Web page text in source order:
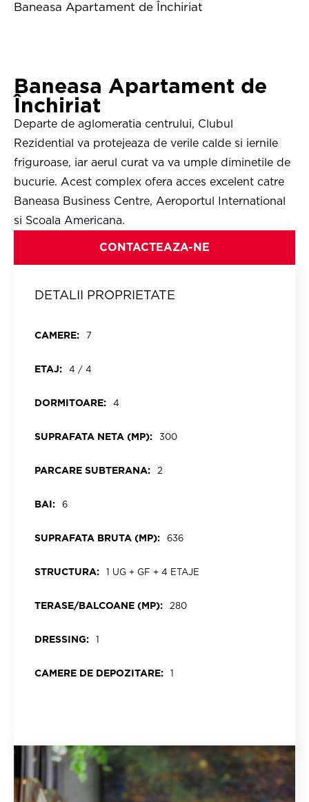
Baneasa Apartament de Închiriat
Baneasa Apartament de
Închiriat
Departe de aglomeratia centrului, Clubul
Rezidential va protejeaza de verile calde si iernile
friguroase, iar aerul curat va va umple diminetile de
bucurie. Acest complex ofera acces excelent catre
Baneasa Business Centre, Aeroportul International
si Scoala Americana.
CONTACTEAZA-NE
DETALII PROPRIETATE
CAMERE: 7
ETAJ: 4 / 4
DORMITOARE: 4
SUPRAFATA NETA (MP): 300
PARCARE SUBTERANA: 2
BAI: 6
SUPRAFATA BRUTA (MP): 636
STRUCTURA: 1 UG + GF + 4 ETAJE
TERASE/BALCOANE (MP): 280
DRESSING: 1
CAMERE DE DEPOZITARE: 1